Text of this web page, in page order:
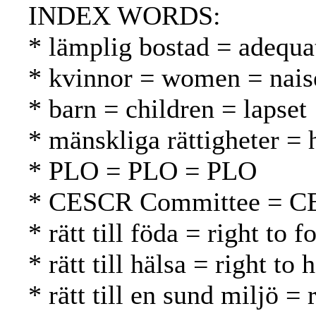
INDEX WORDS:
* lämplig bostad =
* kvinnor = women =
* barn = children = lapset
* mänskliga rättigheter =
* PLO = PLO = PLO
* CESCR Committee =
* rätt till föda = right to
* rätt till hälsa = right to
* rätt till en sund miljö =